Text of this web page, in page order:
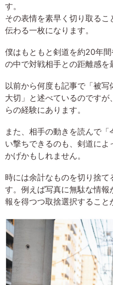
す。
その表情を素早く切り取る
伝わる一枚になります。
僕はもともと剣道を約20年
の中で対戦相手との距離感を
以前から何度も記事で「被
大切」と述べているのです
らの経験にあります。
また、相手の動きを読んで
い撃ちできるのも、剣道に
かげかもしれません。
時には余計なものを切り捨
す。例えば写真に無駄な情
報を得つつ取捨選択すること